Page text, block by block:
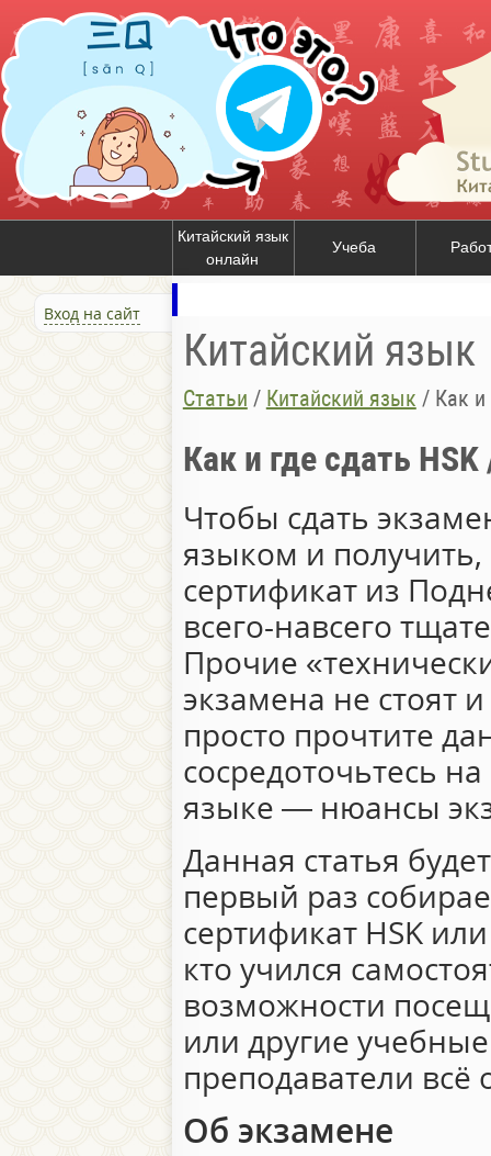
Китайский язык
онлайн
Учеба
Вход на сайт
Китайский язык
Статьи / Китайский язык / Как и
Как и где сдать HSK
Чтобы сдать
языком и
сертификат из
всего-навсего
Прочие
экзамена не стоят
просто прочтите
сосредоточьтесь
языке — нюансы
Данная статья
первый раз
сертификат HSK
кто учился
возможности
или другие
преподаватели всё
Об экзамене